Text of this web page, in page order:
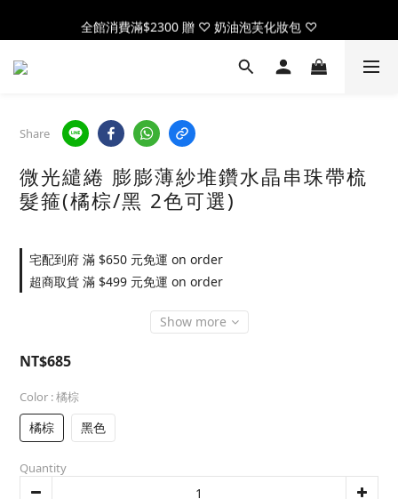
全館消費滿$2300 贈 ♡ 奶油泡芙化妝包 ♡
全館消費滿$2300 贈 ♡ 奶油泡芙化妝包 ♡
註冊官網會員，送$50元購物金
Share
微光繾綣 膨膨薄紗堆鑽水晶串珠帶梳
髮箍(橘棕/黑 2色可選)
宅配到府 滿 $650 元免運 on order
超商取貨 滿 $499 元免運 on order
Show more
NT$685
Color : 橘棕
橘棕 黑色
Quantity